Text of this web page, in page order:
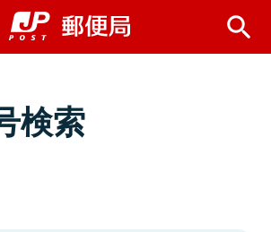
検索